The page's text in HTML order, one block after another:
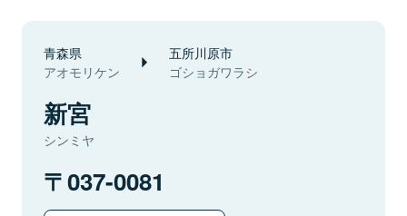
青森県
アオモリケン
五所川原市
ゴショガワラシ
新宮
シンミヤ
037-0081